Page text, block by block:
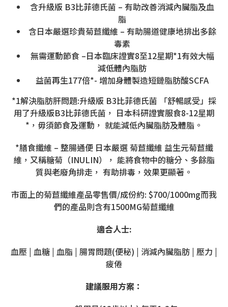
含升級版 B3比菲德氏菌 – 有助改善消減內臟脂及血
脂
含日本嚴選珍貴菊苣纖維 – 有助腸道健康地排出多餘
毒素
無需運動節食 –日本臨床證實8至12星期*1有效大幅
減低體內脂肪
益菌再生177倍*- 增加身體製造短鏈脂肪酸SCFA
*1解決脂肪肝問題:升級版 B3比菲德氏菌 「舒暢感受」採
用了升級版B3比菲德氏菌， 日本科研證實服食8-12星期
*，毋須節食及運動， 就能減低內臟脂肪及體脂。
*膳食纖維 – 整腸通便 日本嚴選 菊苣纖維 益生元菊苣纖
維，又稱糖菊（INULIN）， 能將食物中的糖分、多餘脂
質與老廢角排走， 有助排毒，效果更顯著。
市面上的菊苣纖維產品零售價/成份約: $700/1000mg而我
們的產品則含有1500MG菊苣纖維
適合人士:
血壓 | 血糖 | 血脂 | 腸胃問題(便秘) | 消減內臟脂肪 | 壓力 |
疲倦
建議服用方案：